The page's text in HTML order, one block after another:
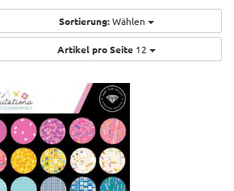
Sortierung: Wählen
Artikel pro Seite 12